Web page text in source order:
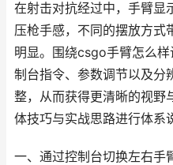
在射击对抗经过中，手臂显
压枪手感，不同的摆放方式
明显。围绕csgo手臂怎么
制台指令、参数调节以及分
整，从而获得更清晰的视野
体技巧与实战思路进行体系
一、通过控制台切换左右手